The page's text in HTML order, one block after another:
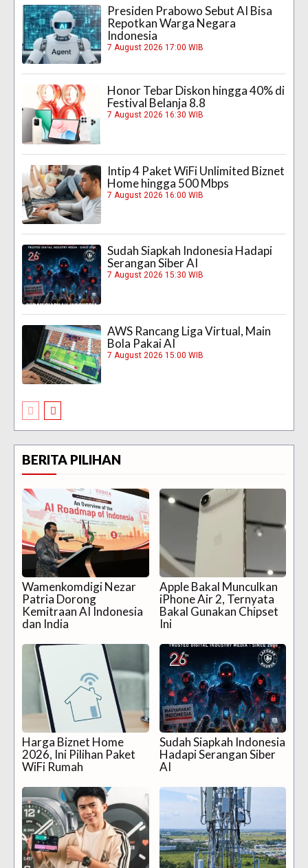
Presiden Prabowo Sebut AI Bisa
Repotkan Warga Negara
Indonesia
7 August 2026 17:00 WIB
Honor Tebar Diskon hingga 40% di
Festival Belanja 8.8
7 August 2026 16:30 WIB
Intip 4 Paket WiFi Unlimited Biznet
Home hingga 500 Mbps
7 August 2026 16:00 WIB
Sudah Siapkah Indonesia Hadapi
Serangan Siber AI
7 August 2026 15:30 WIB
AWS Rancang Liga Virtual, Main
Bola Pakai AI
7 August 2026 15:00 WIB
BERITA PILIHAN
Wamenkomdigi Nezar
Patria Dorong
Kemitraan AI Indonesia
dan India
Apple Bakal Munculkan
iPhone Air 2, Ternyata
Bakal Gunakan Chipset
Ini
Harga Biznet Home
2026, Ini Pilihan Paket
WiFi Rumah
Sudah Siapkah Indonesia
Hadapi Serangan Siber
AI